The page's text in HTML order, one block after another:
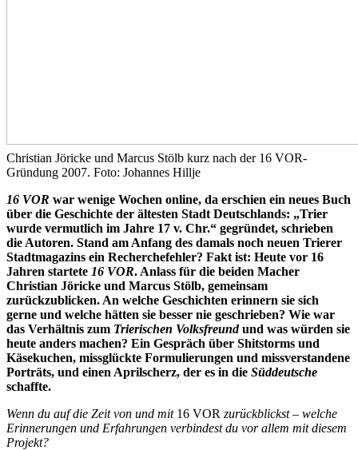
Christian Jöricke und Marcus Stölb kurz nach der 16 VOR-
Gründung 2007. Foto: Johannes Hillje
16 VOR war wenige Wochen online, da erschien ein neues Buch
über die Geschichte der ältesten Stadt Deutschlands: „Trier
wurde vermutlich im Jahre 17 v. Chr.“ gegründet, schrieben
die Autoren. Stand am Anfang des damals noch neuen Trierer
Stadtmagazins ein Recherchefehler? Fakt ist: Heute vor 16
Jahren startete 16 VOR. Anlass für die beiden Macher
Christian Jöricke und Marcus Stölb, gemeinsam
zurückzublicken. An welche Geschichten erinnern sie sich
gerne und welche hätten sie besser nie geschrieben? Wie war
das Verhältnis zum Trierischen Volksfreundund was würden sie
heute anders machen? Ein Gespräch über Shitstorms und
Käsekuchen, missglückte Formulierungen und missverstandene
Porträts, und einen Aprilscherz, der es in die Süddeutsche
schaffte.
Wenn du auf die Zeit von und mit 16 VOR zurückblickst – welche
Erinnerungen und Erfahrungen verbindest du vor allem mit diesem
Projekt?